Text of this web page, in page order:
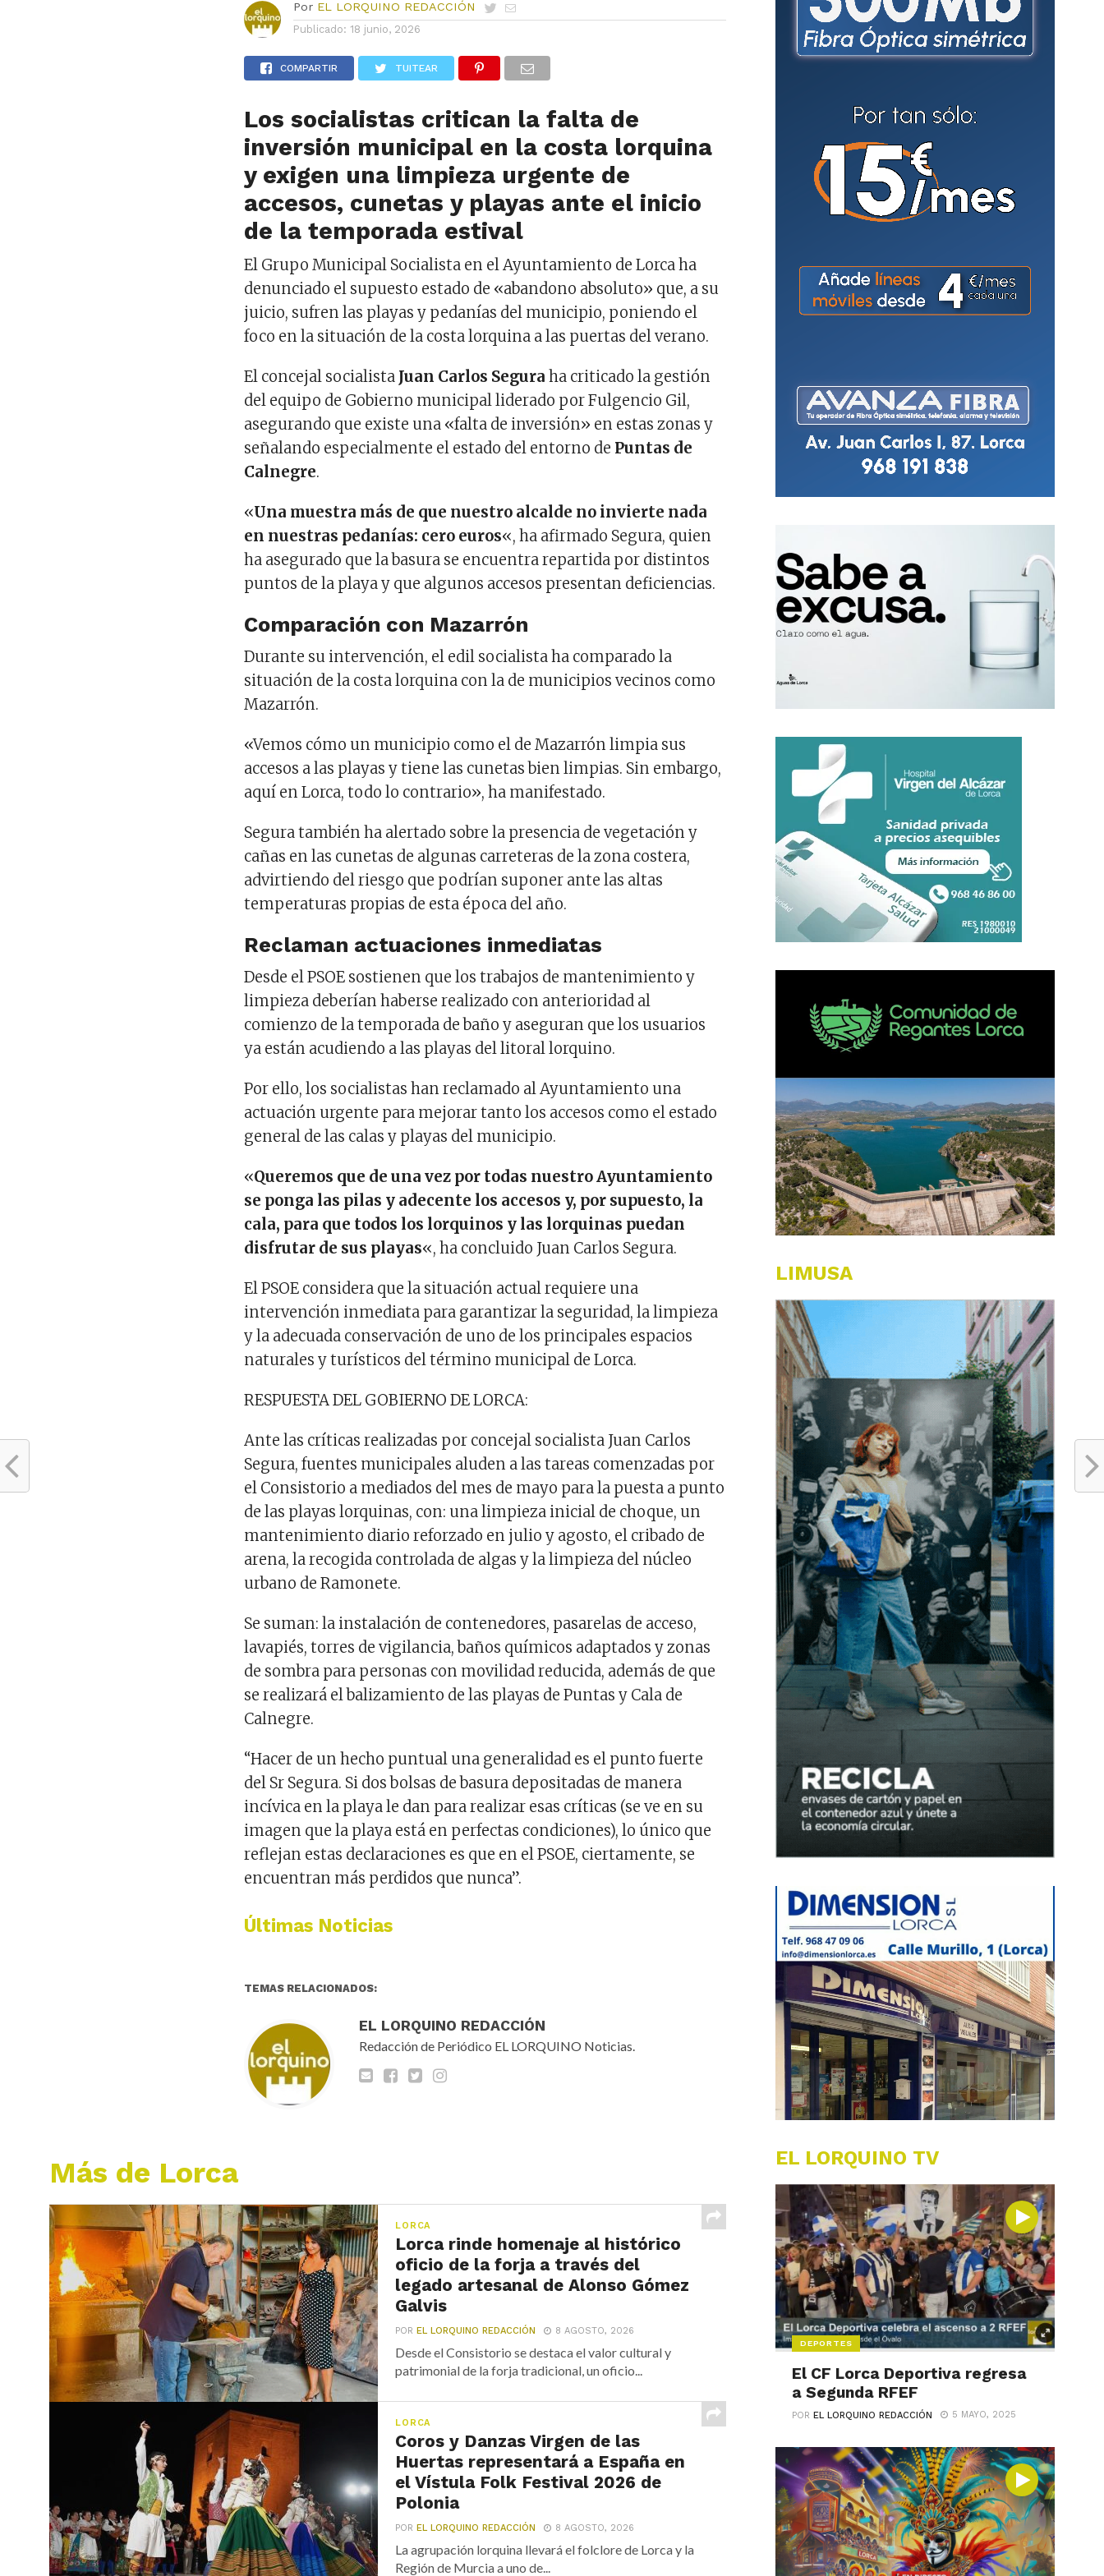
Por EL LORQUINO REDACCIÓN
Publicado: 18 junio, 2026
COMPARTIR TUITEAR
Los socialistas critican la falta de
inversión municipal en la costa lorquina
y exigen una limpieza urgente de
accesos, cunetas y playas ante el inicio
de la temporada estival
El Grupo Municipal Socialista en el Ayuntamiento de Lorca ha
denunciado el supuesto estado de «abandono absoluto» que, a su
juicio, sufren las playas y pedanías del municipio, poniendo el
foco en la situación de la costa lorquina a las puertas del verano.
El concejal socialista Juan Carlos Segura ha criticado la gestión
del equipo de Gobierno municipal liderado por Fulgencio Gil,
asegurando que existe una «falta de inversión» en estas zonas y
señalando especialmente el estado del entorno de Puntas de
Calnegre.
«Una muestra más de que nuestro alcalde no invierte nada
en nuestras pedanías: cero euros«, ha afirmado Segura, quien
ha asegurado que la basura se encuentra repartida por distintos
puntos de la playa y que algunos accesos presentan deficiencias.
Comparación con Mazarrón
Durante su intervención, el edil socialista ha comparado la
situación de la costa lorquina con la de municipios vecinos como
Mazarrón.
«Vemos cómo un municipio como el de Mazarrón limpia sus
accesos a las playas y tiene las cunetas bien limpias. Sin embargo,
aquí en Lorca, todo lo contrario», ha manifestado.
Segura también ha alertado sobre la presencia de vegetación y
cañas en las cunetas de algunas carreteras de la zona costera,
advirtiendo del riesgo que podrían suponer ante las altas
temperaturas propias de esta época del año.
Reclaman actuaciones inmediatas
Desde el PSOE sostienen que los trabajos de mantenimiento y
limpieza deberían haberse realizado con anterioridad al
comienzo de la temporada de baño y aseguran que los usuarios
ya están acudiendo a las playas del litoral lorquino.
Por ello, los socialistas han reclamado al Ayuntamiento una
actuación urgente para mejorar tanto los accesos como el estado
general de las calas y playas del municipio.
«Queremos que de una vez por todas nuestro Ayuntamiento
se ponga las pilas y adecente los accesos y, por supuesto, la
cala, para que todos los lorquinos y las lorquinas puedan
disfrutar de sus playas«, ha concluido Juan Carlos Segura.
El PSOE considera que la situación actual requiere una
intervención inmediata para garantizar la seguridad, la limpieza
y la adecuada conservación de uno de los principales espacios
naturales y turísticos del término municipal de Lorca.
RESPUESTA DEL GOBIERNO DE LORCA:
Ante las críticas realizadas por concejal socialista Juan Carlos
Segura, fuentes municipales aluden a las tareas comenzadas por
el Consistorio a mediados del mes de mayo para la puesta a punto
de las playas lorquinas, con: una limpieza inicial de choque, un
mantenimiento diario reforzado en julio y agosto, el cribado de
arena, la recogida controlada de algas y la limpieza del núcleo
urbano de Ramonete.
Se suman: la instalación de contenedores, pasarelas de acceso,
lavapiés, torres de vigilancia, baños químicos adaptados y zonas
de sombra para personas con movilidad reducida, además de que
se realizará el balizamiento de las playas de Puntas y Cala de
Calnegre.
“Hacer de un hecho puntual una generalidad es el punto fuerte
del Sr Segura. Si dos bolsas de basura depositadas de manera
incívica en la playa le dan para realizar esas críticas (se ve en su
imagen que la playa está en perfectas condiciones), lo único que
reflejan estas declaraciones es que en el PSOE, ciertamente, se
encuentran más perdidos que nunca”.
Últimas Noticias
TEMAS RELACIONADOS:
EL LORQUINO REDACCIÓN
Redacción de Periódico EL LORQUINO Noticias.
Más de Lorca
LORCA
Lorca rinde homenaje al histórico
oficio de la forja a través del
legado artesanal de Alonso Gómez
Galvis
POREL LORQUINO REDACCIÓN 8 AGOSTO, 2026
Desde el Consistorio se destaca el valor cultural y
patrimonial de la forja tradicional, un oficio...
LORCA
Coros y Danzas Virgen de las
Huertas representará a España en
el Vístula Folk Festival 2026 de
Polonia
POREL LORQUINO REDACCIÓN 8 AGOSTO, 2026
La agrupación lorquina llevará el folclore de Lorca y la
Región de Murcia a uno de...
LIMUSA
EL LORQUINO TV
DEPORTES
El CF Lorca Deportiva regresa
a Segunda RFEF
POREL LORQUINO REDACCIÓN 5 MAYO, 2025